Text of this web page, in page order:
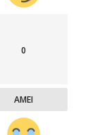
0
AMEI